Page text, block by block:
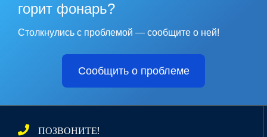
горит фонарь?
Столкнулись с проблемой — сообщите о ней!
Сообщить о проблеме
ПОЗВОНИТЕ!